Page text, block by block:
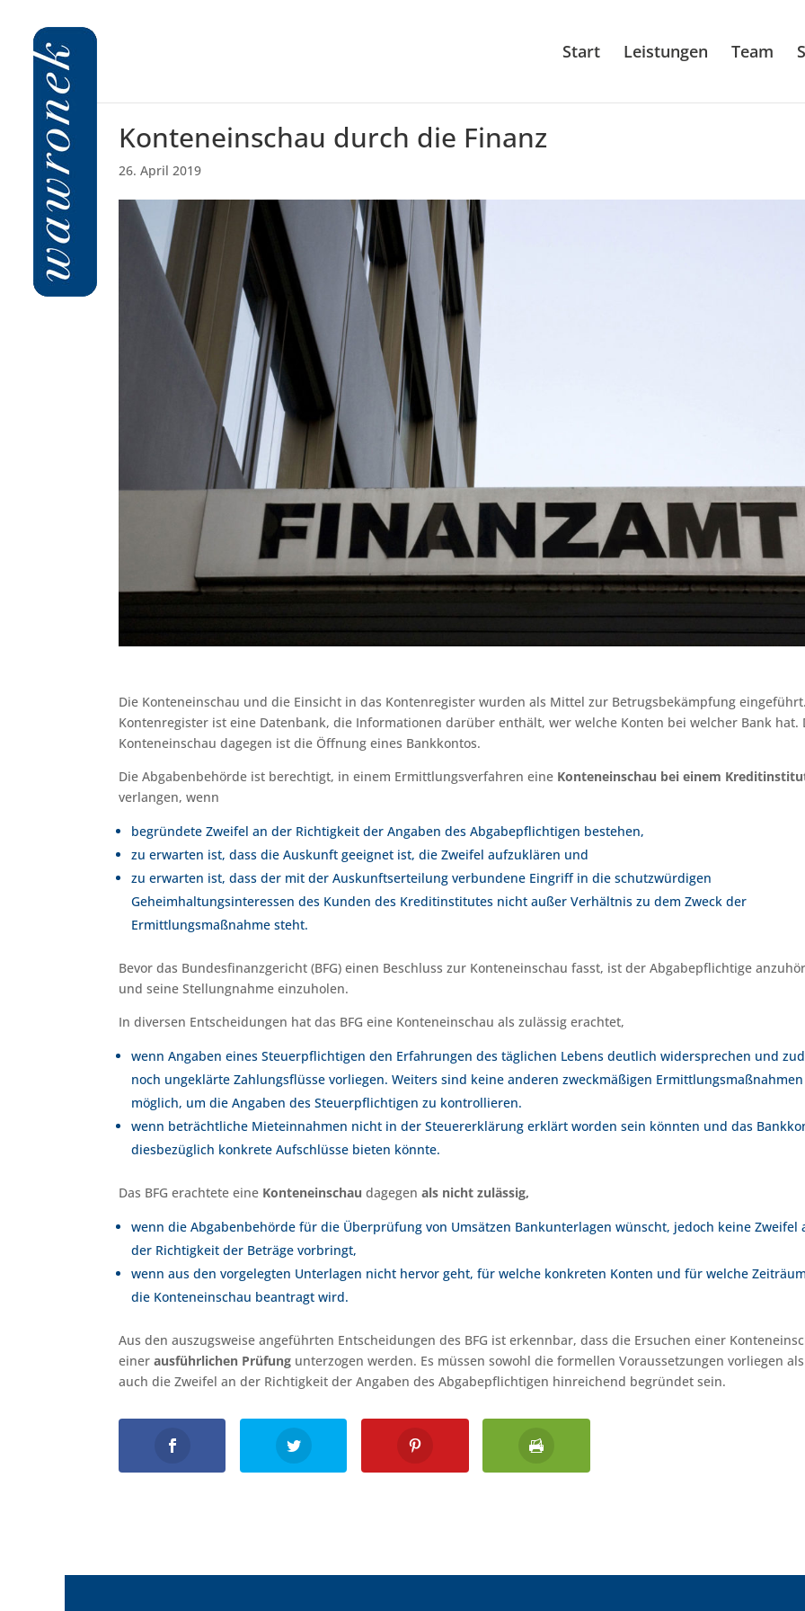
Start Leistungen Team
Konteneinschau durch die Finanz
26. April 2019
Die Konteneinschau und die Einsicht in das Kontenregister wurden als Mittel zur Betrugsbekämpfung
Kontenregister ist eine Datenbank, die Informationen darüber enthält, wer welche Konten bei welcher Bank hat.
Konteneinschau dagegen ist die Öffnung eines Bankkontos.
Die Abgabenbehörde ist berechtigt, in einem Ermittlungsverfahren eine Konteneinschau bei einem
verlangen, wenn
begründete Zweifel an der Richtigkeit der Angaben des Abgabepflichtigen bestehen,
zu erwarten ist, dass die Auskunft geeignet ist, die Zweifel aufzuklären und
zu erwarten ist, dass der mit der Auskunftserteilung verbundene Eingriff in die schutzwürdigen
Geheimhaltungsinteressen des Kunden des Kreditinstitutes nicht außer Verhältnis zu dem Zweck der
Ermittlungsmaßnahme steht.
Bevor das Bundesfinanzgericht (BFG) einen Beschluss zur Konteneinschau fasst, ist der Abgabepflichtige
und seine Stellungnahme einzuholen.
In diversen Entscheidungen hat das BFG eine Konteneinschau als zulässig erachtet,
wenn Angaben eines Steuerpflichtigen den Erfahrungen des täglichen Lebens deutlich widersprechen und
noch ungeklärte Zahlungsflüsse vorliegen. Weiters sind keine anderen zweckmäßigen Ermittlungsmaßnahmen
möglich, um die Angaben des Steuerpflichtigen zu kontrollieren.
wenn beträchtliche Mieteinnahmen nicht in der Steuererklärung erklärt worden sein könnten und das
diesbezüglich konkrete Aufschlüsse bieten könnte.
Das BFG erachtete eine Konteneinschau dagegen als nicht zulässig,
wenn die Abgabenbehörde für die Überprüfung von Umsätzen Bankunterlagen wünscht, jedoch keine Zweifel
der Richtigkeit der Beträge vorbringt,
wenn aus den vorgelegten Unterlagen nicht hervor geht, für welche konkreten Konten und für welche
die Konteneinschau beantragt wird.
Aus den auszugsweise angeführten Entscheidungen des BFG ist erkennbar, dass die Ersuchen einer
einer ausführlichen Prüfung unterzogen werden. Es müssen sowohl die formellen Voraussetzungen vorliegen als
auch die Zweifel an der Richtigkeit der Angaben des Abgabepflichtigen hinreichend begründet sein.